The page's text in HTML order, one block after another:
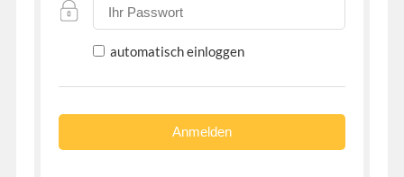
automatisch einloggen